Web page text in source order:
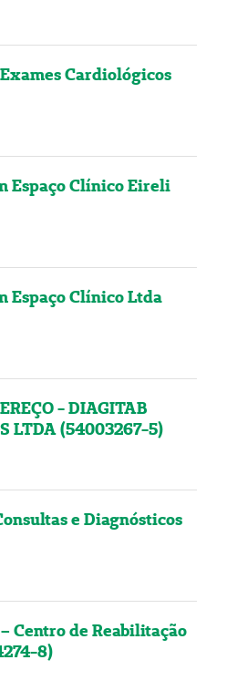
Cardiológicos
Espaço Clínico Eireli
Espaço Clínico Ltda
- DIAGITAB
LTDA (54003267-5)
e Diagnósticos
Centro de Reabilitação
8)